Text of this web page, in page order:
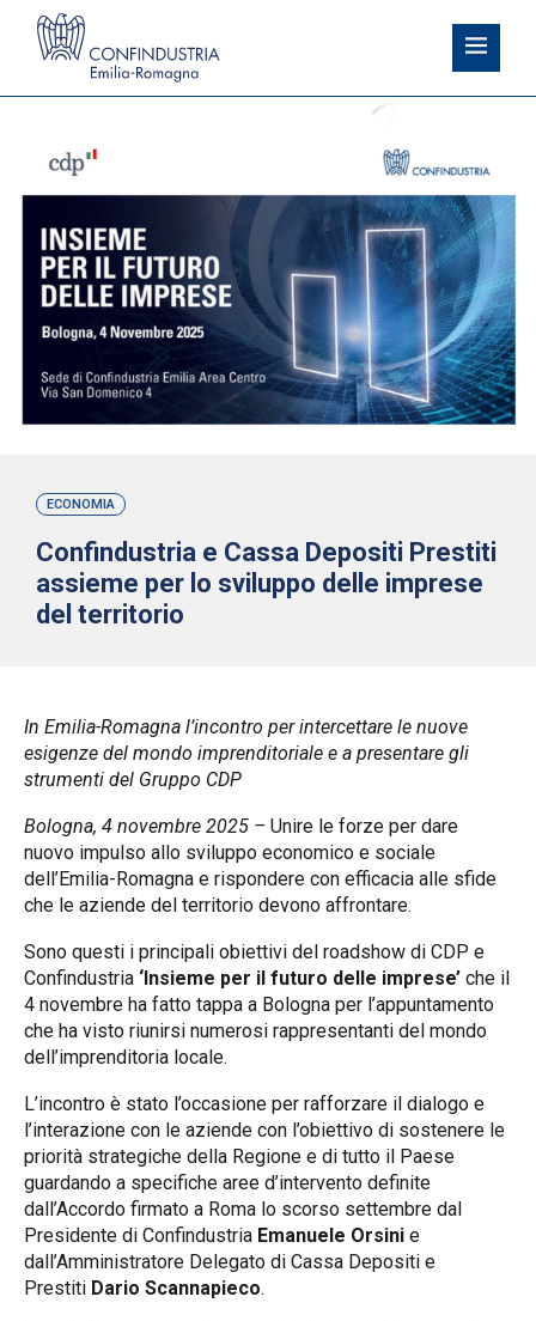
ECONOMIA
Confindustria e Cassa Depositi Prestiti
assieme per lo sviluppo delle imprese
del territorio
In Emilia-Romagna l’incontro per intercettare le nuove
esigenze del mondo imprenditoriale e a presentare gli
strumenti del Gruppo CDP
Bologna, 4 novembre 2025 – Unire le forze per dare
nuovo impulso allo sviluppo economico e sociale
dell’Emilia-Romagna e rispondere con efficacia alle sfide
che le aziende del territorio devono affrontare.
Sono questi i principali obiettivi del roadshow di CDP e
Confindustria ‘Insieme per il futuro delle imprese’ che il
4 novembre ha fatto tappa a Bologna per l’appuntamento
che ha visto riunirsi numerosi rappresentanti del mondo
dell’imprenditoria locale.
L’incontro è stato l’occasione per rafforzare il dialogo e
l’interazione con le aziende con l’obiettivo di sostenere le
priorità strategiche della Regione e di tutto il Paese
guardando a specifiche aree d’intervento definite
dall’Accordo firmato a Roma lo scorso settembre dal
Presidente di Confindustria Emanuele Orsini e
dall’Amministratore Delegato di Cassa Depositi e
Prestiti Dario Scannapieco.